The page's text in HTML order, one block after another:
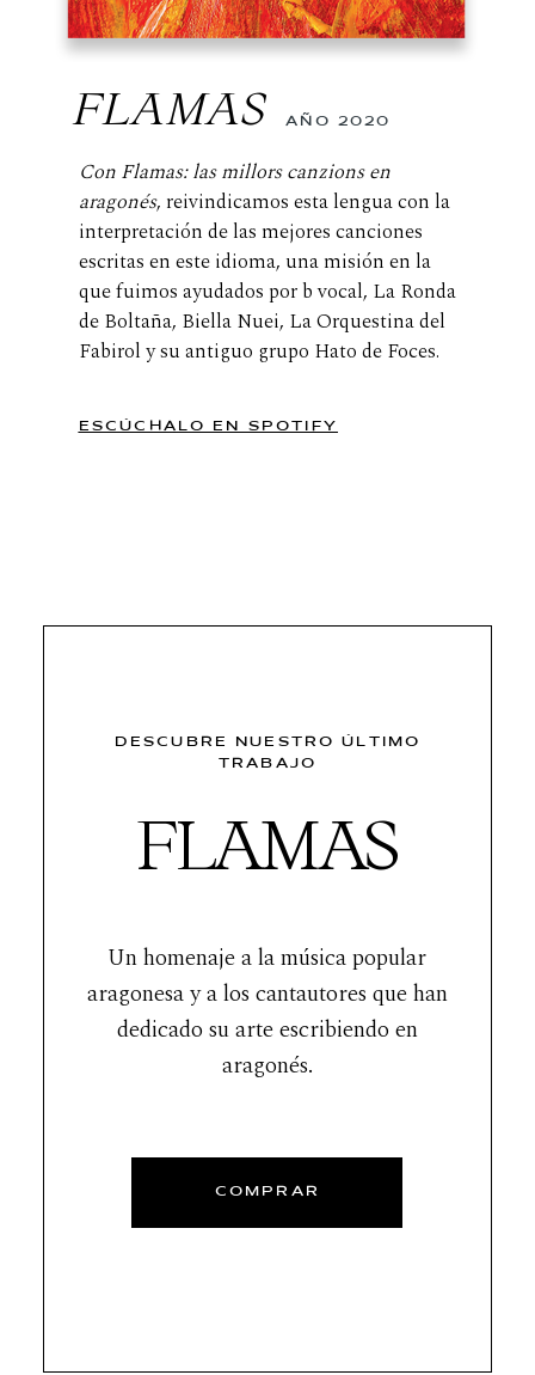
FLAMAS AÑO 2020
Con Flamas: las millors canzions en
aragonés, reivindicamos esta lengua con la
interpretación de las mejores canciones
escritas en este idioma, una misión en la
que fuimos ayudados por b vocal, La Ronda
de Boltaña, Biella Nuei, La Orquestina del
Fabirol y su antiguo grupo Hato de Foces.
ESCÚCHALO EN SPOTIFY
DESCUBRE NUESTRO ÚLTIMO
TRABAJO
FLAMAS
Un homenaje a la música popular
aragonesa y a los cantautores que han
dedicado su arte escribiendo en
aragonés.
COMPRAR